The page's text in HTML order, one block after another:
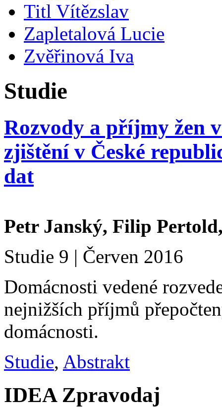
Titl Vítězslav
Zapletalová Lucie
Zvěřinová Iva
Studie
Rozvody a příjmy žen
zjištění v České
dat
Petr Janský, Filip
Studie 9 | Červen 2016
Domácnosti vedené
nejnižších příjmů
domácnosti.
Studie, Abstrakt
IDEA Zpravodaj